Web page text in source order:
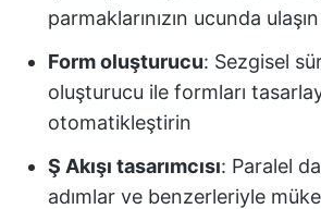
parmaklarınızın ucunda ulaşın
Form oluşturucu: Sezgisel
oluşturucu ile formları
otomatikleştirin
Ş Akışı tasarımcısı: Paralel
adımlar ve benzerleriyle